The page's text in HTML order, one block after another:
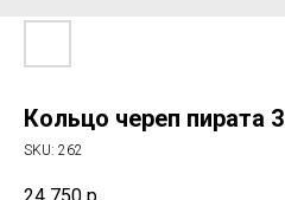
Кольцо череп пирата 3
SKU: 262